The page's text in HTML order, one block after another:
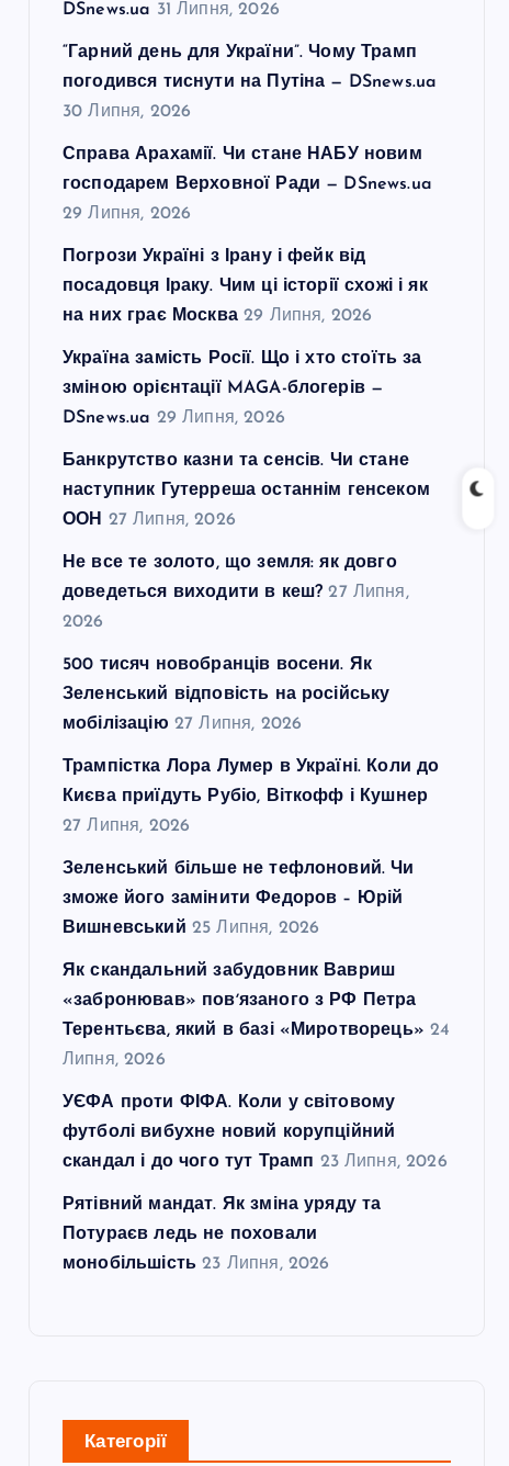
DSnews.ua 31 Липня, 2026
“Гарний день для України”. Чому Трамп
погодився тиснути на Путіна — DSnews.ua
30 Липня, 2026
Справа Арахамії. Чи стане НАБУ новим
господарем Верховної Ради — DSnews.ua
29 Липня, 2026
Погрози Україні з Ірану і фейк від
посадовця Іраку. Чим ці історії схожі і як
на них грає Москва 29 Липня, 2026
Україна замість Росії. Що і хто стоїть за
зміною орієнтації MAGA-блогерів —
DSnews.ua 29 Липня, 2026
Банкрутство казни та сенсів. Чи стане
наступник Гутерреша останнім генсеком
ООН 27 Липня, 2026
Не все те золото, що земля: як довго
доведеться виходити в кеш? 27 Липня,
2026
500 тисяч новобранців восени. Як
Зеленський відповість на російську
мобілізацію 27 Липня, 2026
Трампістка Лора Лумер в Україні. Коли до
Києва приїдуть Рубіо, Віткофф і Кушнер
27 Липня, 2026
Зеленський більше не тефлоновий. Чи
зможе його замінити Федоров – Юрій
Вишневський 25 Липня, 2026
Як скандальний забудовник Вавриш
«забронював» повʼязаного з РФ Петра
Терентьєва, який в базі «Миротворець» 24
Липня, 2026
УЄФА проти ФІФА. Коли у світовому
футболі вибухне новий корупційний
скандал і до чого тут Трамп 23 Липня, 2026
Рятівний мандат. Як зміна уряду та
Потураєв ледь не поховали
монобільшість 23 Липня, 2026
Категорії